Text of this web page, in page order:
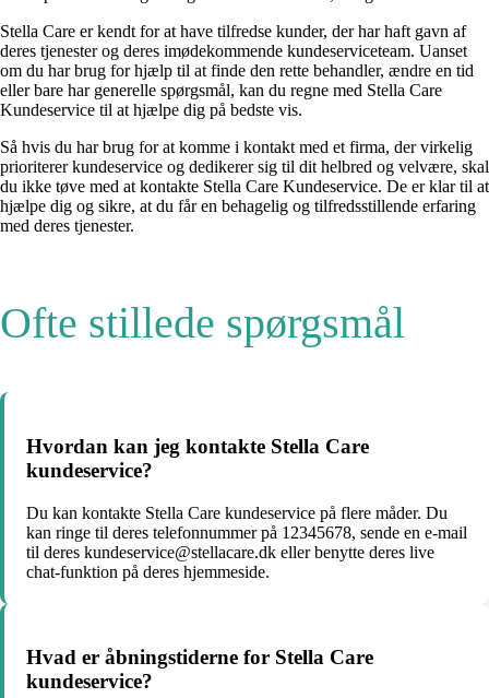
Stella Care er kendt for at have tilfredse kunder, der har haft gavn af
deres tjenester og deres imødekommende kundeserviceteam. Uanset
om du har brug for hjælp til at finde den rette behandler, ændre en tid
eller bare har generelle spørgsmål, kan du regne med Stella Care
Kundeservice til at hjælpe dig på bedste vis.
Så hvis du har brug for at komme i kontakt med et firma, der virkelig
prioriterer kundeservice og dedikerer sig til dit helbred og velvære, skal
du ikke tøve med at kontakte Stella Care Kundeservice. De er klar til at
hjælpe dig og sikre, at du får en behagelig og tilfredsstillende erfaring
med deres tjenester.
Ofte stillede spørgsmål
Hvordan kan jeg kontakte Stella Care
kundeservice?
Du kan kontakte Stella Care kundeservice på flere måder. Du
kan ringe til deres telefonnummer på 12345678, sende en e-mail
til deres kundeservice@stellacare.dk eller benytte deres live
chat-funktion på deres hjemmeside.
Hvad er åbningstiderne for Stella Care
kundeservice?